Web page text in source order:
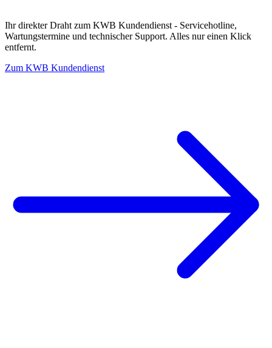
Ihr direkter Draht zum KWB Kundendienst - Servicehotline,
Wartungstermine und technischer Support. Alles nur einen Klick
entfernt.
Zum KWB Kundendienst